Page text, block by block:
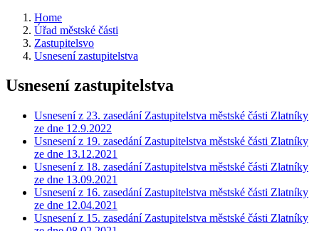
Home
Úřad městské části
Zastupitelsvo
Usnesení zastupitelstva
Usnesení zastupitelstva
Usnesení z 23. zasedání Zastupitelstva městské části Zlatníky
ze dne 12.9.2022
Usnesení z 19. zasedání Zastupitelstva městské části Zlatníky
ze dne 13.12.2021
Usnesení z 18. zasedání Zastupitelstva městské části Zlatníky
ze dne 13.09.2021
Usnesení z 16. zasedání Zastupitelstva městské části Zlatníky
ze dne 12.04.2021
Usnesení z 15. zasedání Zastupitelstva městské části Zlatníky